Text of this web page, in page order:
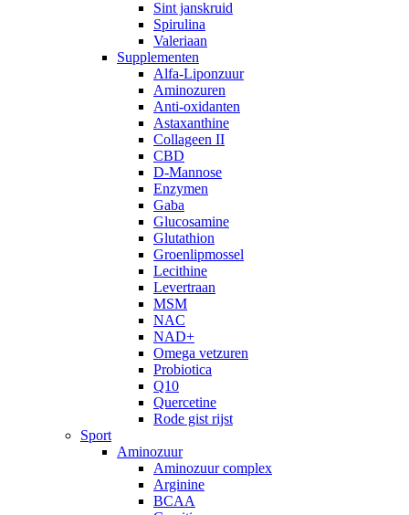
Sint janskruid
Spirulina
Valeriaan
Supplementen
Alfa-Liponzuur
Aminozuren
Anti-oxidanten
Astaxanthine
Collageen II
CBD
D-Mannose
Enzymen
Gaba
Glucosamine
Glutathion
Groenlipmossel
Lecithine
Levertraan
MSM
NAC
NAD+
Omega vetzuren
Probiotica
Q10
Quercetine
Rode gist rijst
Sport
Aminozuur
Aminozuur complex
Arginine
BCAA